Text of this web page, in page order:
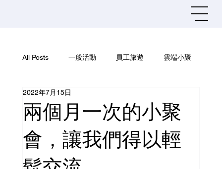
All Posts 一般活動 員工旅遊 雲端小聚
社團活動
兩個月一次的小聚
會，讓我們得以輕
2022年7月15日